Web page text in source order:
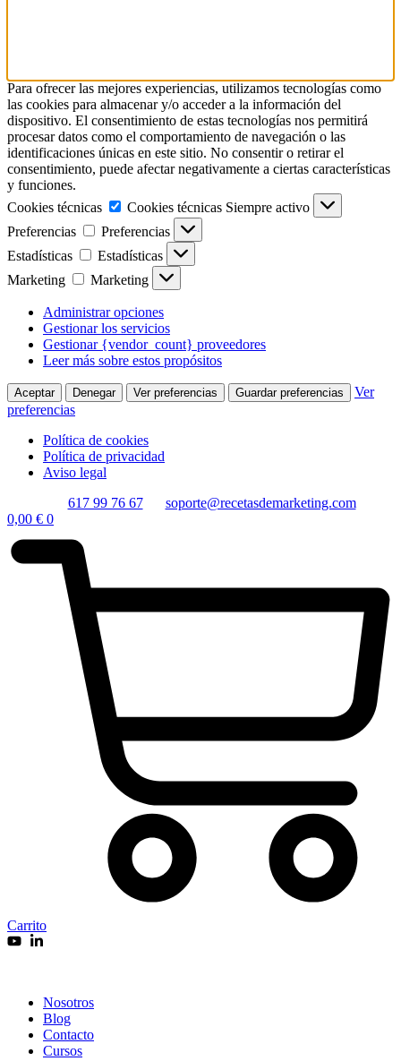
Para ofrecer las mejores experiencias, utilizamos tecnologías como
las cookies para almacenar y/o acceder a la información del
dispositivo. El consentimiento de estas tecnologías nos permitirá
procesar datos como el comportamiento de navegación o las
identificaciones únicas en este sitio. No consentir o retirar el
consentimiento, puede afectar negativamente a ciertas características
y funciones.
Cookies técnicas
Cookies técnicas Siempre activo
Preferencias
Preferencias
Estadísticas
Estadísticas
Marketing
Marketing
Administrar opciones
Gestionar los servicios
Gestionar {vendor_count} proveedores
Leer más sobre estos propósitos
Aceptar Denegar Ver preferencias Guardar preferencias
Ver
preferencias
Política de cookies
Política de privacidad
Aviso legal
617 99 76 67
soporte@recetasdemarketing.com
0,00 € 0
Carrito
Nosotros
Blog
Contacto
Cursos